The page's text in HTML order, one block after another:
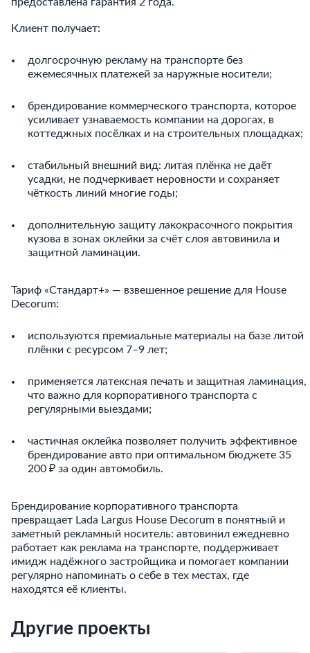
Клиент получает:
долгосрочную рекламу на транспорте без
ежемесячных платежей за наружные носители;
брендирование коммерческого транспорта, которое
усиливает узнаваемость компании на дорогах, в
коттеджных посёлках и на строительных площадках;
стабильный внешний вид: литая плёнка не даёт
усадки, не подчеркивает неровности и сохраняет
чёткость линий многие годы;
дополнительную защиту лакокрасочного покрытия
кузова в зонах оклейки за счёт слоя автовинила и
защитной ламинации.
Тариф «Стандарт+» — взвешенное решение для House
Decorum:
используются премиальные материалы на базе литой
плёнки с ресурсом 7–9 лет;
применяется латексная печать и защитная ламинация,
что важно для корпоративного транспорта с
регулярными выездами;
частичная оклейка позволяет получить эффективное
брендирование авто при оптимальном бюджете 35
200 ₽ за один автомобиль.
Брендирование корпоративного транспорта
превращает Lada Largus House Decorum в понятный и
заметный рекламный носитель: автовинил ежедневно
работает как реклама на транспорте, поддерживает
имидж надёжного застройщика и помогает компании
регулярно напоминать о себе в тех местах, где
находятся её клиенты.
Другие проекты